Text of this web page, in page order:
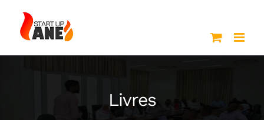
contenu
Livres